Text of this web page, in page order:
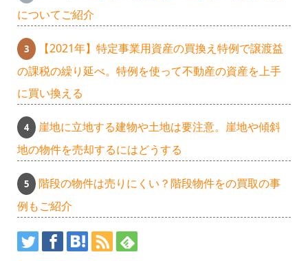
についてご紹介
【2021年】特定事業用資産の買換え特例で譲渡益
の課税の繰り延べ。特例を使って不動産の資産を上手
に買い換える
崖地に立地する建物や土地は要注意。崖地や傾斜
地の物件を売却するにはどうする
階段の物件は売りにくい？階段物件をの買取の事
例もご紹介